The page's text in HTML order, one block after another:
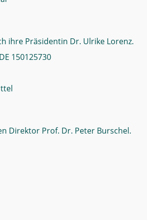
ihre Präsidentin Dr. Ulrike Lorenz.
150125730
Direktor Prof. Dr. Peter Burschel.